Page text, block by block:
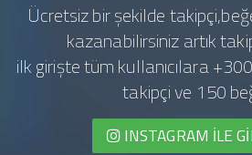
Ücretsiz bir şekilde
kazanabilirsiniz artık
ilk girişte tüm kullanıcılara
takipçi ve 150
INSTAGRAM İLE